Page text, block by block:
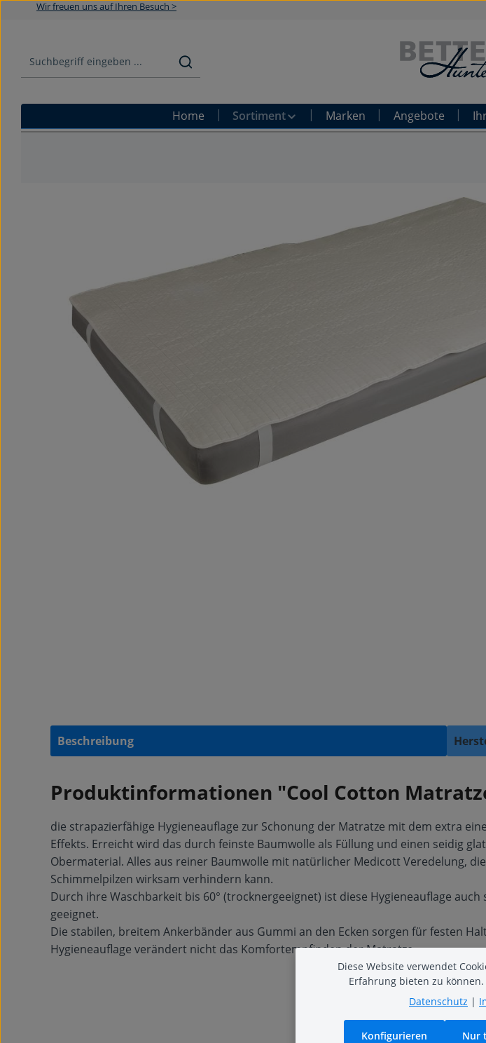
Zum Hauptinhalt springen
Zur Suche springen
Zur Hauptnavigation springen
Wir freuen uns auf Ihren Besuch >
Home Sortiment Marken Angebote
Beschreibung
Produktinformationen "Cool Cotton
die strapazierfähige Hygieneauflage zur Schonung der Matratze mit dem extra
Effekts. Erreicht wird das durch feinste Baumwolle als Füllung und einen seidig
Obermaterial. Alles aus reiner Baumwolle mit natürlicher Medicott Veredelung,
Schimmelpilzen wirksam verhindern kann.
Durch ihre Waschbarkeit bis 60° (trocknergeeignet) ist diese Hygieneauflage
geeignet.
Die stabilen, breitem Ankerbänder aus Gummi an den Ecken sorgen für festen
Hygieneauflage verändert nicht das Komfortempfinden der Matratze.
Diese Website verwendet
Erfahrung bieten zu können.
Datenschutz |
Nur
Konfigurieren